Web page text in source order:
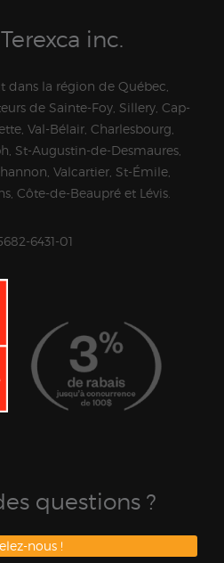
inc.
dans la région de Québec,
de Sainte-Foy, Sillery, Cap-
Val-Bélair, Charlesbourg,
St-Augustin-de-Desmaures,
Valcartier, St-Émile,
Côte-de-Beaupré et Lévis.
6431-01
questions ?
nous !